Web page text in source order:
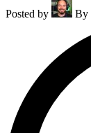
Posted by By